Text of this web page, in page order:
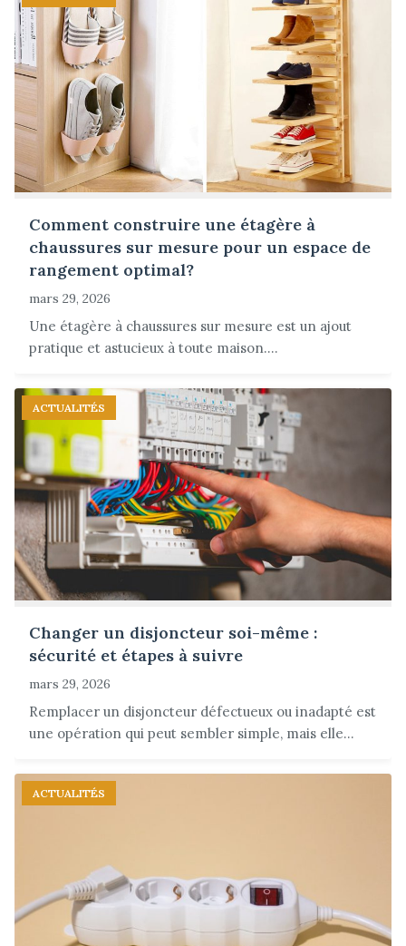
Comment construire une étagère à
chaussures sur mesure pour un espace de
rangement optimal?
mars 29, 2026
Une étagère à chaussures sur mesure est un ajout
pratique et astucieux à toute maison....
ACTUALITÉS
Changer un disjoncteur soi-même :
sécurité et étapes à suivre
mars 29, 2026
Remplacer un disjoncteur défectueux ou inadapté est
une opération qui peut sembler simple, mais elle...
ACTUALITÉS